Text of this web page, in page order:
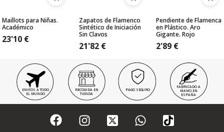
Maillots para Niñas.
Académico
23'10 €
Zapatos de Flamenco
Sintético de Iniciación
Sin Clavos
21'82 €
Pendiente de Flamenca
en Plástico. Aro
Gigante. Rojo
2'89 €
ENVÍOS A TODO
EL MUNDO
RECOGIDA EN
TIENDA
PAGO SEGURO
FABRICADO A
MANO EN
ESPAÑA